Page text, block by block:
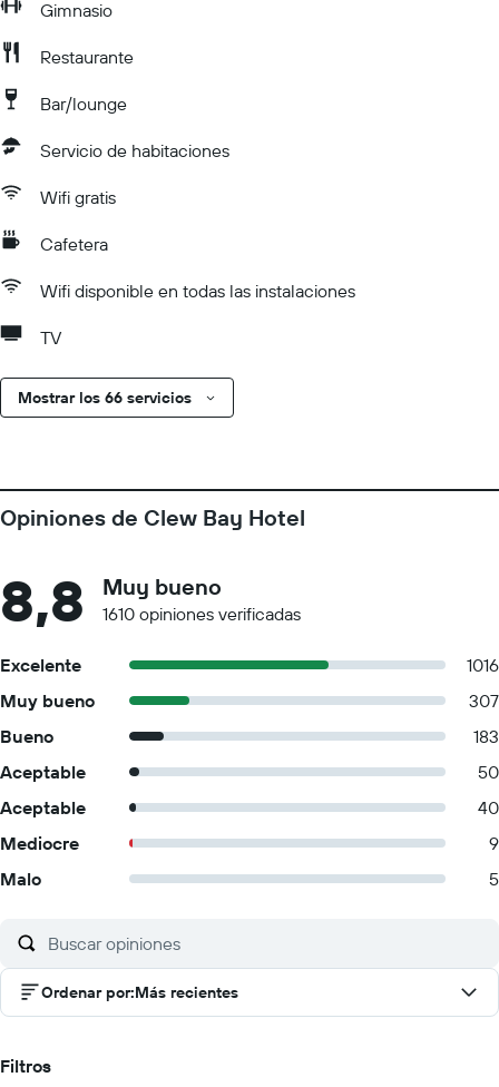
Gimnasio
Restaurante
Bar/lounge
Servicio de habitaciones
Wifi gratis
Cafetera
Wifi disponible en todas las instalaciones
TV
Mostrar los 66 servicios
Opiniones de Clew Bay Hotel
8,8 Muy bueno
1610 opiniones verificadas
Excelente
1016
Muy bueno
307
Bueno
183
Aceptable
50
Aceptable
40
Mediocre
9
Malo
5
Ordenar por:Más recientes
Filtros